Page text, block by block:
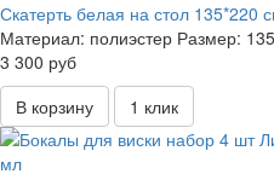
Скатерть белая на стол 135*220
Материал: полиэстер Размер:
3 300 руб
В корзину
1 клик